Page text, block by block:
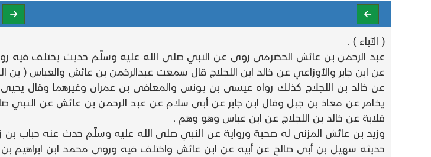
( الآباء ) .
عبد الرحمن بن عائش الحضرمى روى عن النبي صلى الله عليه وسلّم حديث يختلف فيه روى
عن خالد بن اللجلاج كذلك رواه عيسى بن يونس والمعافى بن عمران وغيرهما وقال
قلابة عن خالد بن اللجلاج عن ابن عباس وهو وهم .
وزيد بن عائش المزنى له صحبة ورواية عن النبي صلى الله عليه وسلّم حدث عنه حباب
حديثه سهيل بن أبى صالح عن أبيه عن ابن عائش واختلف فيه وروى محمد ابن ابراهيم